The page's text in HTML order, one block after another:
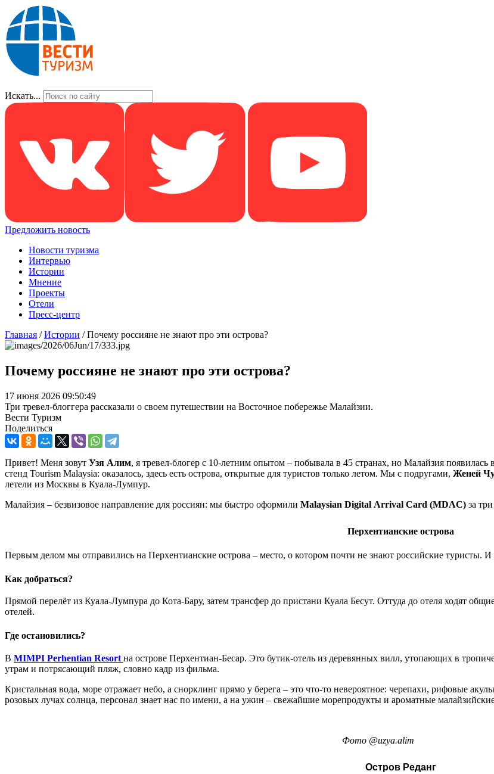
Искать...
Предложить новость
Новости туризма
Интервью
Истории
Мнение
Проекты
Отели
Пресс-центр
Главная /Истории /Почему россияне не знают про эти острова?
Почему россияне не знают про эти острова?
17 июня 2026 09:50:49
Три тревел-блоггера рассказали о своем путешествии на Восточное побережье Малайзии.
Вести Туризм
Поделиться
Привет! Меня зовут Узя Алим, я тревел‑блогер с 10‑летним опытом – побывала в 45 странах, но Малайзия
стенд Tourism Malaysia: оказалось, здесь есть острова, открытые для туристов только летом. Мы с подругами, Женей
летели из Москвы в Куала‑Лумпур.
Малайзия – безвизовое направление для россиян: мы быстро оформили Malaysian Digital Arrival Card (MDAC) за
Перхентианские острова
Первым делом мы отправились на Перхентианские острова – место, о котором почти не знают российские туристы. И
Как добраться?
Прямой перелёт из Куала‑Лумпура до Кота‑Бару, затем трансфер до пристани Куала Бесут. Оттуда до отеля ходят
отелей.
Где остановились?
В MIMPI Perhentian Resort на острове Перхентиан‑Бесар. Это бутик‑отель из деревянных вилл, утопающих в
утрам и потрясающий пляж, словно кадр из фильма.
Кристальная вода, море отражает небо, а снорклинг прямо у берега – это что‑то невероятное: черепахи, рифовые
розовых лучах солнца, персонал знает нас по имени, а на ужин – свежайшие морепродукты и ароматные
Фото @uzya.alim
Остров Реданг